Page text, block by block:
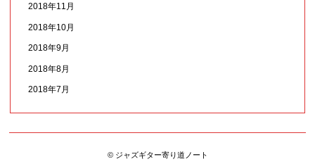
2018年11月
2018年10月
2018年9月
2018年8月
2018年7月
© ジャズギター寄り道ノート